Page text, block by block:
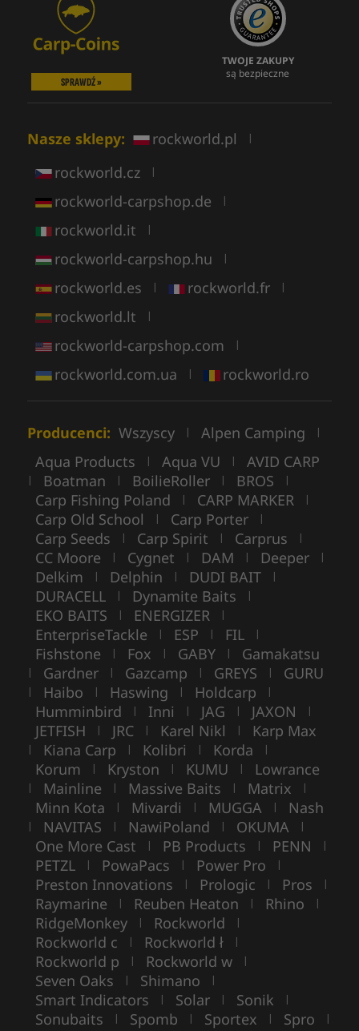
SPRAWDŹ »
TWOJE ZAKUPY
są bezpieczne
Nasze sklepy: rockworld.pl |
rockworld.cz |
rockworld-carpshop.de |
rockworld.it |
rockworld-carpshop.hu |
rockworld.es | rockworld.fr |
rockworld.lt |
rockworld-carpshop.com |
rockworld.com.ua | rockworld.ro
Producenci: Wszyscy | Alpen Camping |
Aqua Products | Aqua VU | AVID CARP
| Boatman | BoilieRoller | BROS |
Carp Fishing Poland | CARP MARKER |
Carp Old School | Carp Porter |
Carp Seeds | Carp Spirit | Carprus |
CC Moore | Cygnet | DAM | Deeper |
Delkim | Delphin | DUDI BAIT |
DURACELL | Dynamite Baits |
EKO BAITS | ENERGIZER |
EnterpriseTackle | ESP | FIL |
Fishstone | Fox | GABY | Gamakatsu
| Gardner | Gazcamp | GREYS | GURU
| Haibo | Haswing | Holdcarp |
Humminbird | Inni | JAG | JAXON |
JETFISH | JRC | Karel Nikl | Karp Max
| Kiana Carp | Kolibri | Korda |
Korum | Kryston | KUMU | Lowrance
| Mainline | Massive Baits | Matrix |
Minn Kota | Mivardi | MUGGA | Nash
| NAVITAS | NawiPoland | OKUMA |
One More Cast | PB Products | PENN |
PETZL | PowaPacs | Power Pro |
Preston Innovations | Prologic | Pros |
Raymarine | Reuben Heaton | Rhino |
RidgeMonkey | Rockworld |
Rockworld c | Rockworld ł |
Rockworld p | Rockworld w |
Seven Oaks | Shimano |
Smart Indicators | Solar | Sonik |
Sonubaits | Spomb | Sportex | Spro |